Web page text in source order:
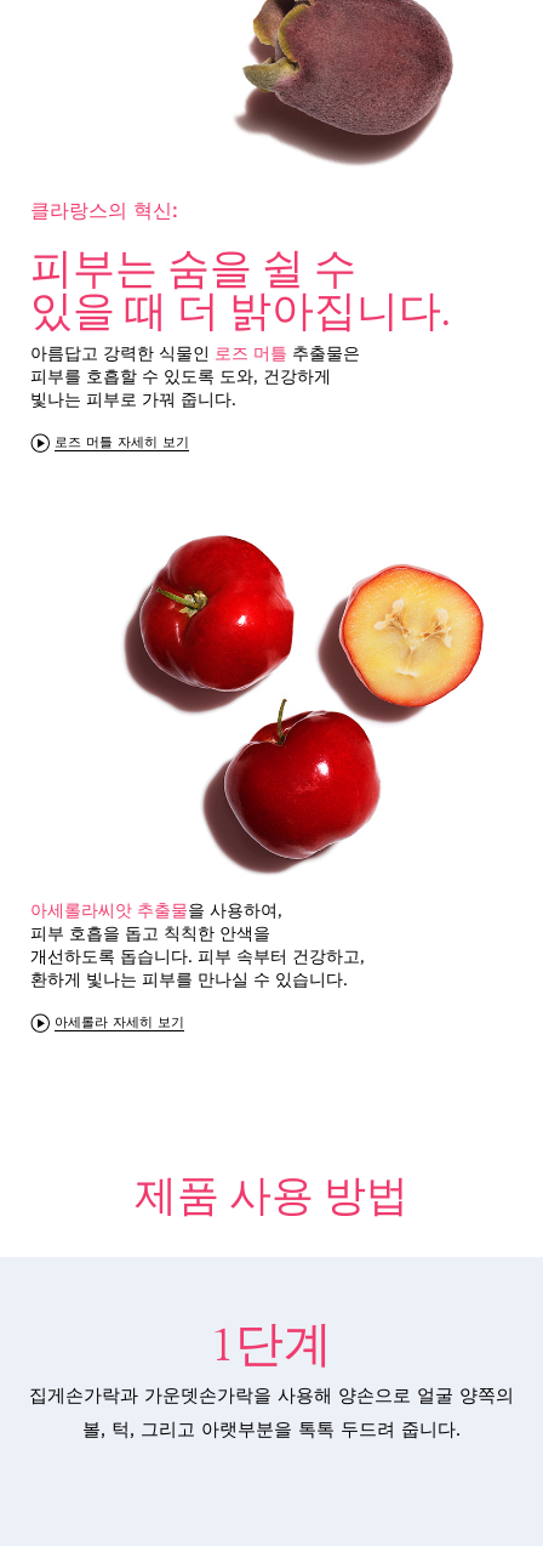
클라랑스의 혁신:
피부는 숨을 쉴 수
있을 때 더 밝아집니다.
아름답고 강력한 식물인 로즈 머틀 추출물은
피부를 호흡할 수 있도록 도와, 건강하게
빛나는 피부로 가꿔 줍니다.
로즈 머틀 자세히 보기
아세롤라씨앗 추출물을 사용하여,
피부 호흡을 돕고 칙칙한 안색을
개선하도록 돕습니다. 피부 속부터 건강하고,
환하게 빛나는 피부를 만나실 수 있습니다.
아세롤라 자세히 보기
제품 사용 방법
1단계
집게손가락과 가운뎃손가락을 사용해 양손으로 얼굴 양쪽의
볼, 턱, 그리고 아랫부분을 톡톡 두드려 줍니다.